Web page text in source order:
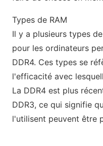
Types de RAM
Il y a plusieurs types
pour les ordinateurs
DDR4. Ces types se
l'efficacité avec
La DDR4 est plus
DDR3, ce qui signifie
l'utilisent peuvent être